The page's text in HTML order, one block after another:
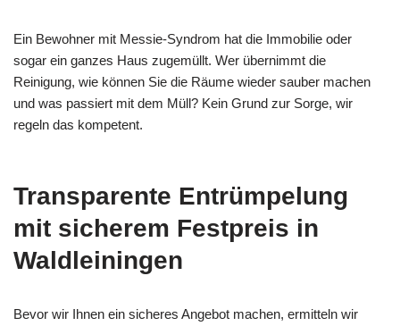
Ein Bewohner mit Messie-Syndrom hat die Immobilie oder
sogar ein ganzes Haus zugemüllt. Wer übernimmt die
Reinigung, wie können Sie die Räume wieder sauber machen
und was passiert mit dem Müll? Kein Grund zur Sorge, wir
regeln das kompetent.
Transparente Entrümpelung
mit sicherem Festpreis in
Waldleiningen
Bevor wir Ihnen ein sicheres Angebot machen, ermitteln wir